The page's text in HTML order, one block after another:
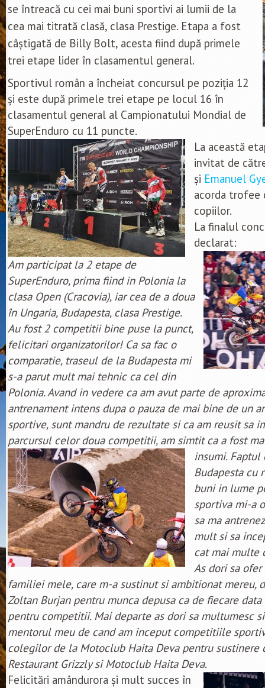
se întreacă cu cei mai buni sportivi ai lumii de la
cea mai titrată clasă, clasa Prestige. Etapa a fost
câștigată de Billy Bolt, acesta fiind după primele
trei etape lider în clasamentul general.
Sportivul român a încheiat concursul pe poziția 12
și este după primele trei etape pe locul 16 în
clasamentul general al Campionatului Mondial de
SuperEnduro cu 11 puncte.
La această
invitat de
și Emanuel
acorda trofee
copiilor.
La finalul
declarat:
Am participat la 2 etape de
SuperEnduro, prima fiind in Polonia la
clasa Open (Cracovia), iar cea de a doua
în Ungaria, Budapesta, clasa Prestige.
Au fost 2 competitii bine puse la punct,
felicitari organizatorilor! Ca sa fac o
comparatie, traseul de la Budapesta mi
s-a parut mult mai tehnic ca cel din
Polonia. Avand in vedere ca am avut parte de
antrenament intens dupa o pauza de mai bine de un
sportive, sunt mandru de rezultate si ca am reusit sa
parcursul celor doua competitii, am simtit ca a fost
insumi. Faptul
Budapesta cu
buni in lume
sportiva mi-a
sa ma
mult si sa
cat mai multe
As dori sa
familiei mele, care m-a sustinut si ambitionat mereu,
Zoltan Burjan pentru munca depusa ca de fiecare
pentru competitii. Mai departe as dori sa multumesc
mentorul meu de cand am inceput competitiile
colegilor de la Motoclub Haita Deva pentru sustinere
Restaurant Grizzly si Motoclub Haita Deva.
Felicitări amândurora și mult succes în